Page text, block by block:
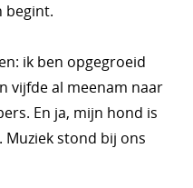
begint.
ik ben opgegroeid
vijfde al meenam naar
En ja, mijn hond is
Muziek stond bij ons